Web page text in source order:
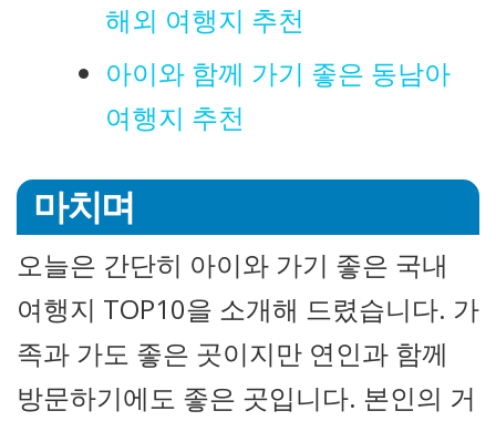
해외 여행지 추천
아이와 함께 가기 좋은 동남아
여행지 추천
마치며
오늘은 간단히 아이와 가기 좋은 국내
여행지 TOP10을 소개해 드렸습니다. 가
족과 가도 좋은 곳이지만 연인과 함께
방문하기에도 좋은 곳입니다. 본인의 거